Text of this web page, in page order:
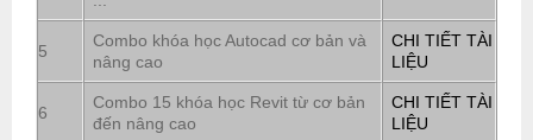
5
Combo khóa học Autocad cơ bản và
nâng cao
CHI TIẾT TÀI
LIỆU
6
Combo 15 khóa học Revit từ cơ bản
đến nâng cao
CHI TIẾT TÀI
LIỆU